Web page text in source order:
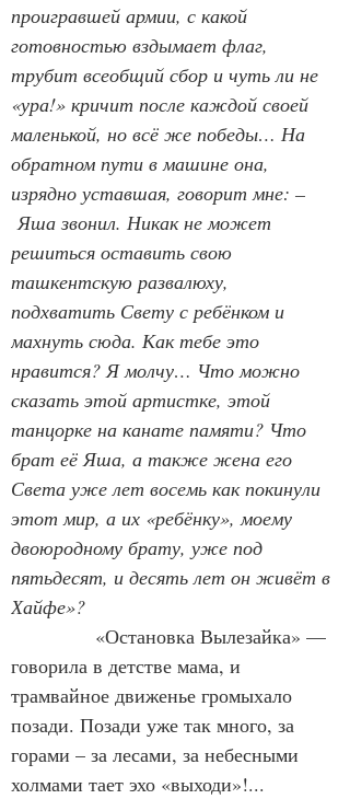
проигравшей армии, с какой
готовностью вздымает флаг,
трубит всеобщий сбор и чуть ли не
«ура!» кричит после каждой своей
маленькой, но всё же победы… На
обратном пути в машине она,
изрядно уставшая, говорит мне: –
Яша звонил. Никак не может
решиться оставить свою
ташкентскую развалюху,
подхватить Свету с ребёнком и
махнуть сюда. Как тебе это
нравится? Я молчу… Что можно
сказать этой артистке, этой
танцорке на канате памяти? Что
брат её Яша, а также жена его
Света уже лет восемь как покинули
этот мир, а их «ребёнку», моему
двоюродному брату, уже под
пятьдесят, и десять лет он живёт в
Хайфе»?
«Остановка Вылезайка» —
говорила в детстве мама, и
трамвайное движенье громыхало
позади. Позади уже так много, за
горами – за лесами, за небесными
холмами тает эхо «выходи»!...